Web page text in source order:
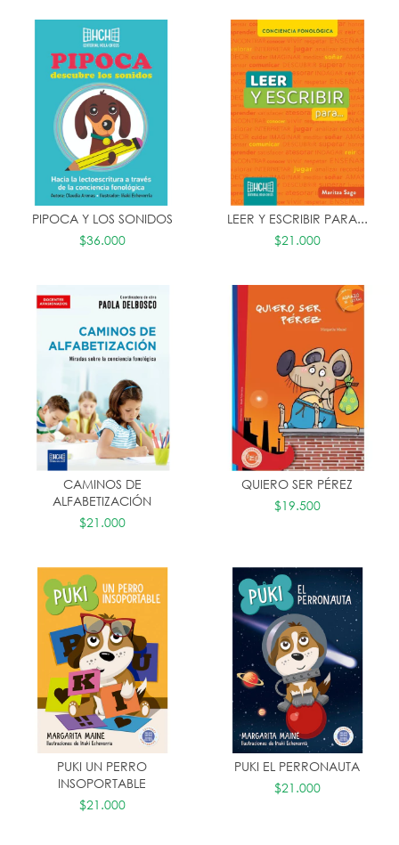
PIPOCA Y LOS SONIDOS
$36.000
LEER Y ESCRIBIR PARA...
$21.000
CAMINOS DE
ALFABETIZACIÓN
$21.000
QUIERO SER PÉREZ
$19.500
PUKI UN PERRO
INSOPORTABLE
$21.000
PUKI EL PERRONAUTA
$21.000